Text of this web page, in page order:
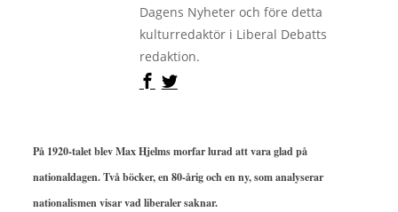
Dagens Nyheter och före detta
kulturredaktör i Liberal Debatts
redaktion.
På 1920-talet blev Max Hjelms morfar lurad att vara glad på
nationaldagen. Två böcker, en 80-årig och en ny, som analyserar
nationalismen visar vad liberaler saknar.